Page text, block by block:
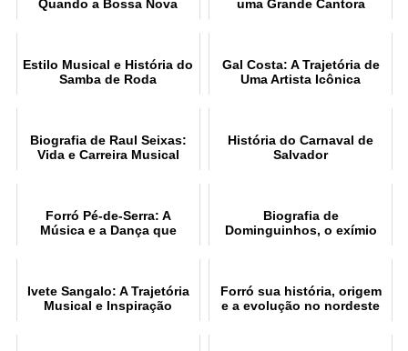
Quando a Bossa Nova
uma Grande Cantora
Estilo Musical e História do
Samba de Roda
Gal Costa: A Trajetória de
Uma Artista Icônica
Biografia de Raul Seixas:
Vida e Carreira Musical
História do Carnaval de
Salvador
Forró Pé-de-Serra: A
Música e a Dança que
Biografia de
Dominguinhos, o exímio
Ivete Sangalo: A Trajetória
Musical e Inspiração
Forró sua história, origem
e a evolução no nordeste